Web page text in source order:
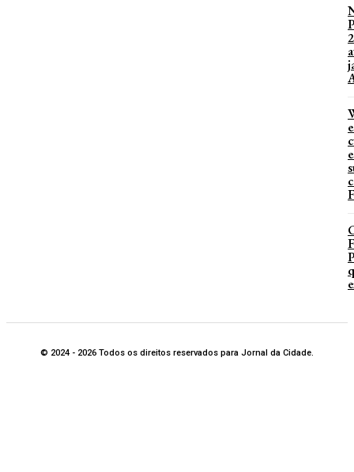
© 2024 - 2026 Todos os direitos reservados para Jornal da Cidade.